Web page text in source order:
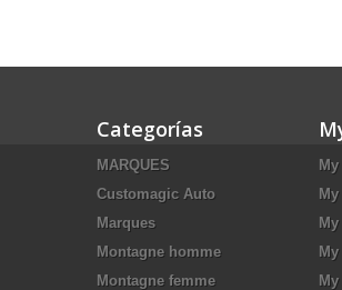
Categorías
MARQUES
Customagic Auto
Marques
Montagne homme
Montagne femme